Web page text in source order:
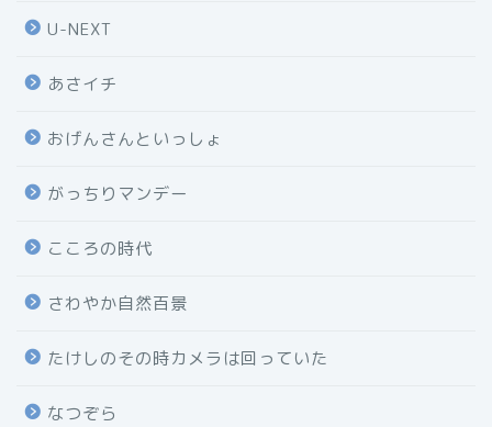
U-NEXT
あさイチ
おげんさんといっしょ
がっちりマンデー
こころの時代
さわやか自然百景
たけしのその時カメラは回っていた
なつぞら